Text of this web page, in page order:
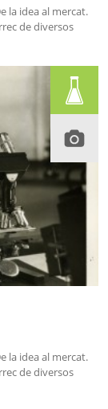
la idea al mercat.
de diversos
la idea al mercat.
de diversos